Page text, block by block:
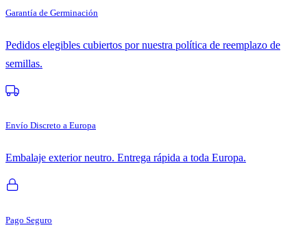
Garantía de Germinación
Pedidos elegibles cubiertos por nuestra política de reemplazo de
semillas.
Envío Discreto a Europa
Embalaje exterior neutro. Entrega rápida a toda Europa.
Pago Seguro